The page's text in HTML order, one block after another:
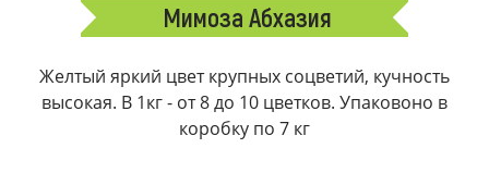
Мимоза Абхазия
Желтый яркий цвет крупных соцветий, кучность
высокая. В 1кг - от 8 до 10 цветков. Упаковоно в
коробку по 7 кг